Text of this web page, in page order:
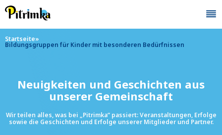
Skip
content
Startseite»
Bildungsgruppen für Kinder mit besonderen Bedürfnissen
Neuigkeiten und Geschichten aus
unserer Gemeinschaft
Wir teilen alles, was bei „Pitrimka“ passiert: Veranstaltungen, Erfolge
sowie die Geschichten und Erfolge unserer Mitglieder und Partner.